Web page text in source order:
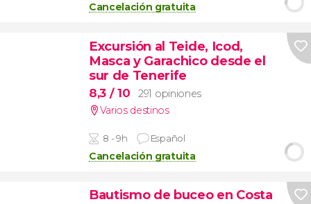
Cancelación gratuita
Excursión al Teide, Icod,
Masca y Garachico desde el
sur de Tenerife
8,3 / 10
291 opiniones
Varios destinos
8 - 9h Español
Cancelación gratuita
Bautismo de buceo en Costa